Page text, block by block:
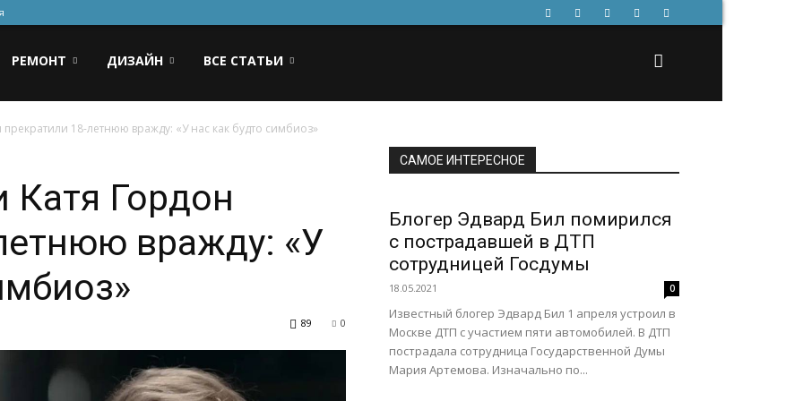
РЕМОНТ ДИЗАЙН ВСЕ СТАТЬИ
18-летнюю вражду: «У нас как будто симбиоз»
Катя Гордон
вражду: «У
0
89
САМОЕ ИНТЕРЕСНОЕ
Блогер Эдвард Бил помирился
с пострадавшей в ДТП
сотрудницей Госдумы
18.05.2021 0
Известный блогер Эдвард Бил 1 апреля устроил в
Москве ДТП с участием пяти автомобилей. В ДТП
пострадала сотрудница Государственной Думы
Мария Артемова. Изначально по...